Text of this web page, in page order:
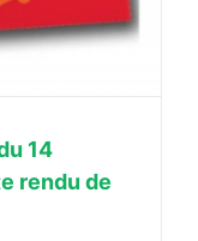
14
rendu de